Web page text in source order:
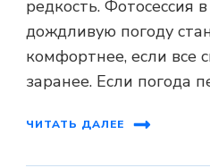
редкость. Фотосессия
дождливую погоду
комфортнее, если все
заранее. Если погода
ЧИТАТЬ ДАЛЕЕ